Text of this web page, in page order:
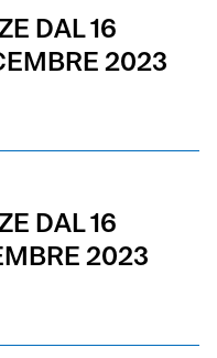
DAL 16
2023
DAL 16
2023